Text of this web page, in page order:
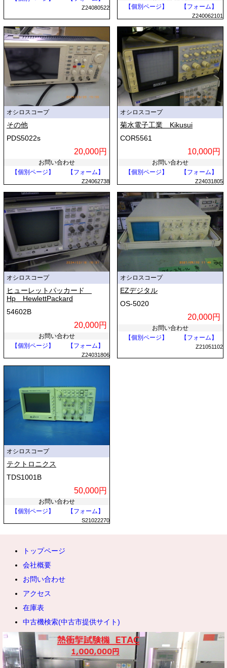
Z24080522
【個別ページ】
【フォーム】
Z240062101
オシロスコープ
その他
PDS5022s
20,000円
お問い合わせ
【個別ページ】
【フォーム】
Z24062738
オシロスコープ
菊水電子工業 Kikusui
COR5561
10,000円
お問い合わせ
【個別ページ】
【フォーム】
Z24031805
オシロスコープ
ヒューレットパッカード
Hp HewlettPackard
54602B
20,000円
お問い合わせ
【個別ページ】
【フォーム】
Z24031806
オシロスコープ
EZデジタル
OS-5020
20,000円
お問い合わせ
【個別ページ】
【フォーム】
Z21051102
オシロスコープ
テクトロニクス
TDS1001B
50,000円
お問い合わせ
【個別ページ】
【フォーム】
S21022270
トップページ
会社概要
お問い合わせ
アクセス
在庫表
中古機検索(中古市提供サイト)